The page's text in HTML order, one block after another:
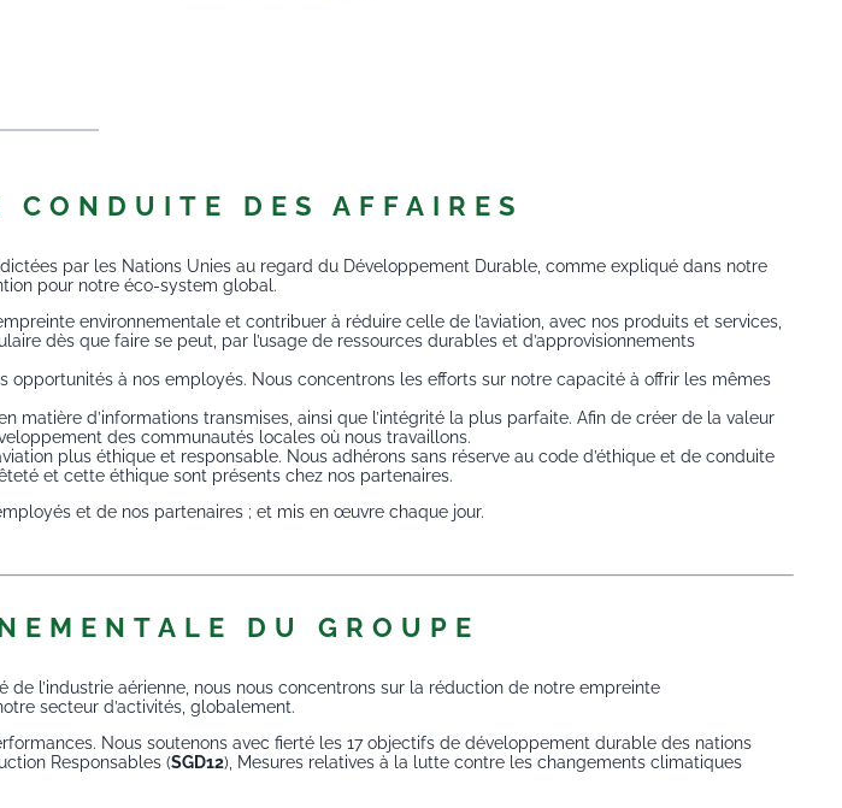
CONDUITE DES AFFAIRES
par les Nations Unies au regard du Développement Durable, comme expliqué dans notre
pour notre éco-system global.
environnementale et contribuer à réduire celle de l’aviation, avec nos produits et services,
dès que faire se peut, par l’usage de ressources durables et d’approvisionnements
à nos employés. Nous concentrons les efforts sur notre capacité à offrir les mêmes
d’informations transmises, ainsi que l’intégrité la plus parfaite. Afin de créer de la valeur
des communautés locales où nous travaillons.
plus éthique et responsable. Nous adhérons sans réserve au code d’éthique et de conduite
et cette éthique sont présents chez nos partenaires.
et de nos partenaires ; et mis en œuvre chaque jour.
DU GROUPE
l’industrie aérienne, nous nous concentrons sur la réduction de notre empreinte
secteur d’activités, globalement.
Nous soutenons avec fierté les 17 objectifs de développement durable des nations
Responsables (SGD12), Mesures relatives à la lutte contre les changements climatiques